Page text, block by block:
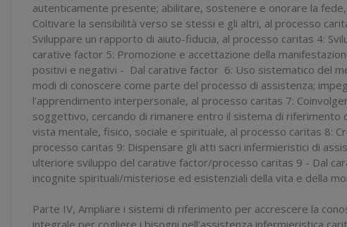
autenticamente presente; abilitare, sostenere e onorare la
Coltivare la sensibilità verso se stessi e gli altri, al processo
Sviluppare un rapporto di aiuto-fiducia, al processo caritas 4:
carative factor 5: Promozione e accettazione della
positivi e negativi - Dal carative factor 6: Uso sistematico del
modi di conoscere come parte del processo di assistenza;
l’apprendimento interpersonale, al processo caritas 7:
soggettivo, cercando di rimanere entro il sistema di riferimento
vista mentale, fisico, sociale e spirituale, al processo caritas 8:
processo caritas 9: Dispensare gli atti sacri infermieristici di
ulteriore sviluppo del carative factor/processo caritas 9 - Dal
incognite spirituali/misteriose ed esistenziali della vita e della
Parte IV, Ampliare i sistemi di riferimento per accrescere la
integrale per cogliere i bisogni nell’assistenza infermieristica